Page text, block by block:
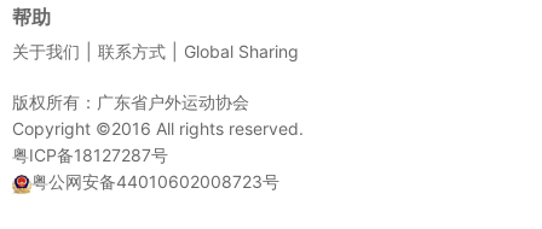
帮助
关于我们 联系方式 Global Sharing
版权所有：广东省户外运动协会
Copyright ©2016 All rights reserved.
粤ICP备18127287号
粤公网安备44010602008723号